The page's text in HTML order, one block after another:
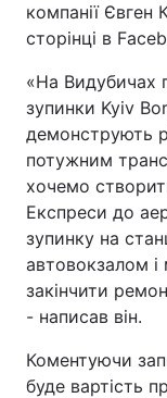
компанії Євген
сторінці в
«На Видубичах
зупинки Kyiv
демонструють
потужним
хочемо
Експреси до
зупинку на
автовокзалом
закінчити
- написав він.
Коментуючи
буде вартість